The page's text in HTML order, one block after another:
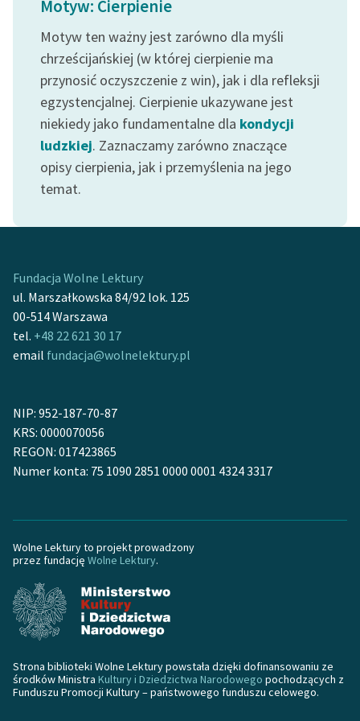
feministycznej
Ręce pełne poezji
Kolekcje edukacyjne
twórców przechodzących
do domeny publicznej,
lektur szkolnych oraz
Starego Testamentu
Odkurzamy bohaterów
Szkoła Poezji Wolnych
O nas
Kontakt
O projekcie
Zasady wykorzystania
Wolnych Lektur
Materiały promocyjne
Polityka prywatności
Regulamin biblioteki
Dane fundacji i
sprawozdania finansowe
Regulamin darowizn
Informacja o treściach
Motyw: Cierpienie
Motyw ten ważny jest zarówno dla myśli
chrześcijańskiej (w której cierpienie ma
przynosić oczyszczenie z win), jak i dla refleksji
egzystencjalnej. Cierpienie ukazywane jest
niekiedy jako fundamentalne dla kondycji
ludzkiej. Zaznaczamy zarówno znaczące
opisy cierpienia, jak i przemyślenia na jego
temat.
Fundacja Wolne Lektury
ul. Marszałkowska 84/92 lok. 125
00-514 Warszawa
tel. +48 22 621 30 17
email fundacja@wolnelektury.pl
NIP: 952-187-70-87
KRS: 0000070056
REGON: 017423865
Numer konta: 75 1090 2851 0000 0001 4324 3317
Wolne Lektury to projekt prowadzony
przez fundację Wolne Lektury.
Strona biblioteki Wolne Lektury powstała dzięki dofinansowaniu ze
środków Ministra Kultury i Dziedzictwa Narodowego pochodzących z
Funduszu Promocji Kultury – państwowego funduszu celowego.